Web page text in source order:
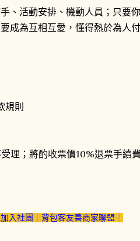
、活動安排、機動人員；只要
成為互相互愛，懂得熱於為人
規則
理；將酌收票價10%退票手續
加入社團 背包客友善商家聯盟